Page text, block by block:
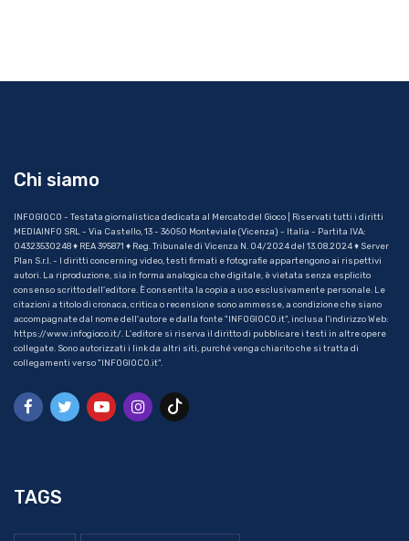
Chi siamo
INFOGIOCO - Testata giornalistica dedicata al Mercato del Gioco | Riservati tutti i diritti
MEDIAINFO SRL - Via Castello, 13 - 36050 Monteviale (Vicenza) - Italia - Partita IVA:
04323530248 ♦ REA 395871 ♦ Reg. Tribunale di Vicenza N. 04/2024 del 13.08.2024 ♦ Server
Plan S.r.l. - I diritti concerning video, testi firmati e fotografie appartengono ai rispettivi
autori. La riproduzione, sia in forma analogica che digitale, è vietata senza esplicito
consenso scritto dell'editore. È consentita la copia a uso esclusivamente personale. Le
citazioni a titolo di cronaca, critica o recensione sono ammesse, a condizione che siano
accompagnate dal nome dell'autore e dalla fonte "INFOGIOCO.it", inclusa l'indirizzo Web:
https://www.infogioco.it/. L'editore si riserva il diritto di pubblicare i testi in altre opere
collegate. Sono autorizzati i link da altri siti, purché venga chiarito che si tratta di
collegamenti verso "INFOGIOCO.it".
TAGS